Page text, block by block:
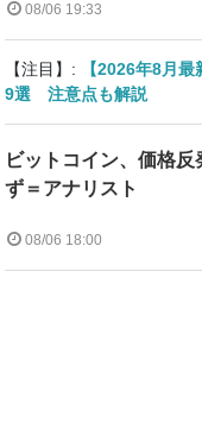
08/06 19:33
【注目】:
【2026年8月
9選 注意点も解説
ビットコイン、価格
ず＝アナリスト
08/06 18:00